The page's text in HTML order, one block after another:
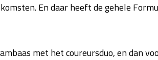
En daar heeft de gehele
met het coureursduo, en dan